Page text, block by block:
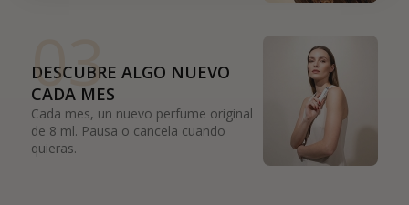
03
DESCUBRE ALGO NUEVO
CADA MES
Cada mes, un nuevo perfume original
de 8 ml. Pausa o cancela cuando
quieras.